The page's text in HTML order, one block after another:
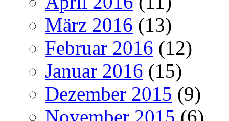
März 2016 (13)
Februar 2016 (12)
Januar 2016 (15)
Dezember 2015 (9)
November 2015 (6)